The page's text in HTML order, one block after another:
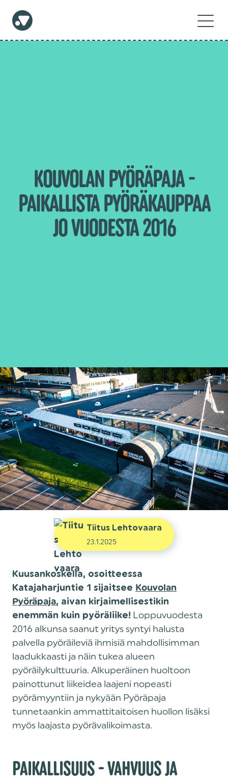
KOUVOLAN PYÖRÄPAJA -
PAIKALLISTA PYÖRÄKAUPPAA
JO VUODESTA 2016
Tiitus Lehtovaara
23.1.2025
Kuusankoskella, osoitteessa
Katajaharjuntie 1 sijaitsee Kouvolan
Pyöräpaja, aivan kirjaimellisestikin
enemmän kuin pyöräliike! Loppuvuodesta
2016 alkunsa saanut yritys syntyi halusta
palvella pyöräileviä ihmisiä mahdollisimman
laadukkaasti ja näin tukea alueen
pyöräilykulttuuria. Alkuperäinen huoltoon
painottunut liikeidea laajeni nopeasti
pyörämyyntiin ja nykyään Pyöräpaja
tunnetaankin ammattitaitoisen huollon lisäksi
myös laajasta pyörävalikoimasta.
PAIKALLISUUS - VAHVUUS JA